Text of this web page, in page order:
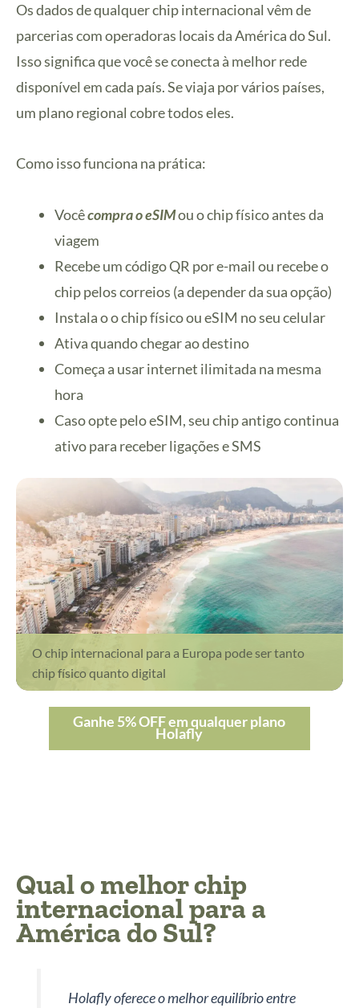
Os dados de qualquer chip internacional vêm de
parcerias com operadoras locais da América do Sul.
Isso significa que você se conecta à melhor rede
disponível em cada país. Se viaja por vários países,
um plano regional cobre todos eles.
Como isso funciona na prática:
Vocêcompra o eSIMou o chip físico antes da
viagem
Recebe um código QR por e-mail ou recebe o
chip pelos correios (a depender da sua opção)
Instala o o chip físico ou eSIM no seu celular
Ativa quando chegar ao destino
Começa a usar internet ilimitada na mesma
hora
Caso opte pelo eSIM, seu chip antigo continua
ativo para receber ligações e SMS
O chip internacional para a Europa pode ser tanto
chip físico quanto digital
Ganhe 5% OFF em qualquer plano
Holafly
Qual o melhor chip
internacional para a
América do Sul?
Holafly oferece o melhor equilíbrio entre